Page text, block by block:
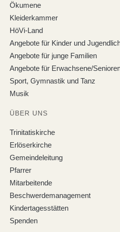
Ökumene
Kleiderkammer
HöVi-Land
Angebote für Kinder und
Angebote für junge Familien
Angebote für Erwachsene/
Sport, Gymnastik und Tanz
Musik
ÜBER UNS
Trinitatiskirche
Erlöserkirche
Gemeindeleitung
Pfarrer
Mitarbeitende
Beschwerdemanagement
Kindertagesstätten
Spenden